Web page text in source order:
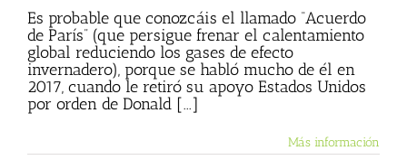
Es probable que conozcáis el llamado “Acuerdo
de París” (que persigue frenar el calentamiento
global reduciendo los gases de efecto
invernadero), porque se habló mucho de él en
2017, cuando le retiró su apoyo Estados Unidos
por orden de Donald [...]
Más información